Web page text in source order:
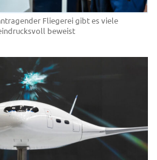
Fliegerei gibt es viele
beweist